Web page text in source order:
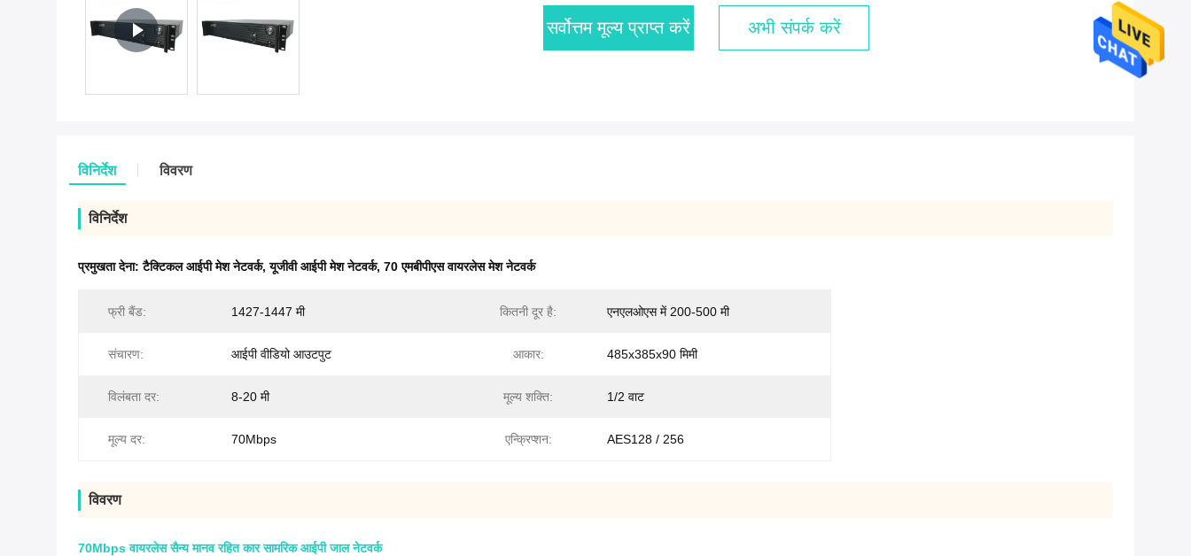
सर्वोत्तम मूल्य प्राप्त करें अभी संपर्क करें
विनिर्देश विवरण
विनिर्देश
प्रमुखता देना:टैक्टिकल आईपी मेश नेटवर्क,यूजीवी आईपी मेश नेटवर्क, 70 एमबीपीएस वायरलेस मेश नेटवर्क
फ्री बैंड: 1427-1447 मी कितनी दूर है: एनएलओएस में 200-500 मी
संचारण: आईपी ​​वीडियो आउटपुट आकार: 485x385x90 ​​मिमी
विलंबता दर: 8-20 मी मूल्य शक्ति: 1/2 वाट
मूल्य दर: 70Mbps एन्क्रिप्शन: AES128 / 256
विवरण
70Mbps वायरलेस सैन्य मानव रहित कार सामरिक आईपी जाल नेटवर्क